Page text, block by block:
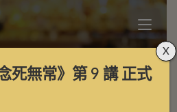
死無常》第 9 講正式
X